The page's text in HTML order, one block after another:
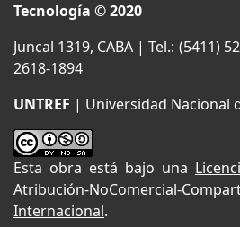
Tecnología © 2020
Juncal 1319, CABA | Tel.: (5411)
2618-1894
UNTREF | Universidad Nacional
Esta obra está bajo una
Atribución-NoComercial-
Internacional.